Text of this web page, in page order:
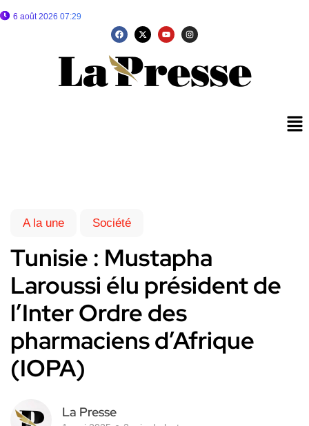
6 août 2026 07:29
A la une Société
Tunisie : Mustapha
Laroussi élu président de
l’Inter Ordre des
pharmaciens d’Afrique
(IOPA)
La Presse